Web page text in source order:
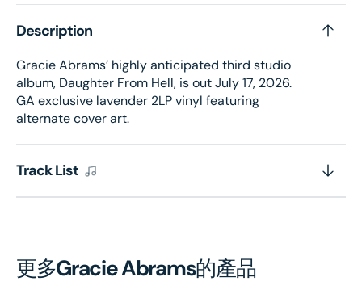
-
Lavender
(GA
Exclusive)
-
Description
Gracie Abrams’ highly anticipated third studio
album, Daughter From Hell, is out July 17, 2026.
GA exclusive lavender 2LP vinyl featuring
alternate cover art.
Track List
更多Gracie Abrams的產品